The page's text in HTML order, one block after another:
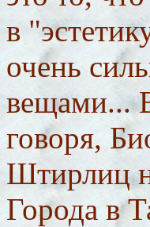
в
очень
вещами...
говоря,
Штирлиц
Города в